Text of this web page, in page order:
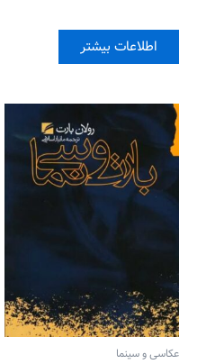
اطلاعات بیشتر
عکاسی و سینما